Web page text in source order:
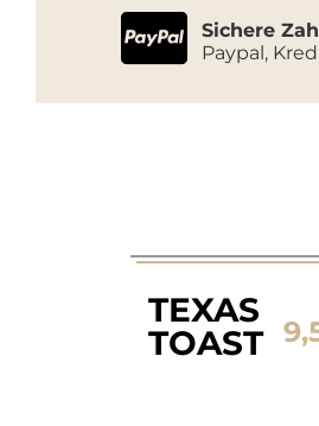
Sichere
Paypal,
TEXAS
TOAST